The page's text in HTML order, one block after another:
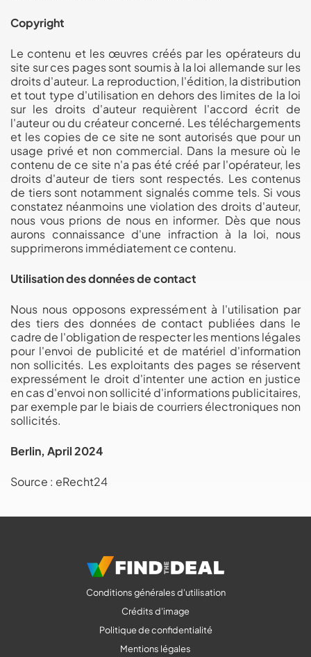
Copyright
Le contenu et les œuvres créés par les opérateurs du
site sur ces pages sont soumis à la loi allemande sur les
droits d'auteur. La reproduction, l'édition, la distribution
et tout type d'utilisation en dehors des limites de la loi
sur les droits d'auteur requièrent l'accord écrit de
l'auteur ou du créateur concerné. Les téléchargements
et les copies de ce site ne sont autorisés que pour un
usage privé et non commercial. Dans la mesure où le
contenu de ce site n'a pas été créé par l'opérateur, les
droits d'auteur de tiers sont respectés. Les contenus
de tiers sont notamment signalés comme tels. Si vous
constatez néanmoins une violation des droits d'auteur,
nous vous prions de nous en informer. Dès que nous
aurons connaissance d'une infraction à la loi, nous
supprimerons immédiatement ce contenu.
Utilisation des données de contact
Nous nous opposons expressément à l'utilisation par
des tiers des données de contact publiées dans le
cadre de l'obligation de respecter les mentions légales
pour l'envoi de publicité et de matériel d'information
non sollicités. Les exploitants des pages se réservent
expressément le droit d'intenter une action en justice
en cas d'envoi non sollicité d'informations publicitaires,
par exemple par le biais de courriers électroniques non
sollicités.
Berlin, April 2024
Source : eRecht24
Conditions générales d'utilisation
Crédits d'image
Politique de confidentialité
Mentions légales